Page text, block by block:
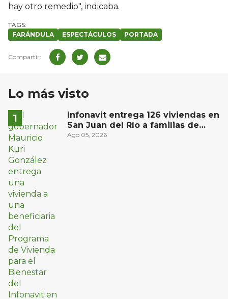
hay otro remedio", indicaba.
FARÁNDULA ESPECTÁCULOS PORTADA
Lo más visto
Infonavit entrega 126 viviendas en
San Juan del Río a familias de
bajos ingresos
Ago 05, 2026